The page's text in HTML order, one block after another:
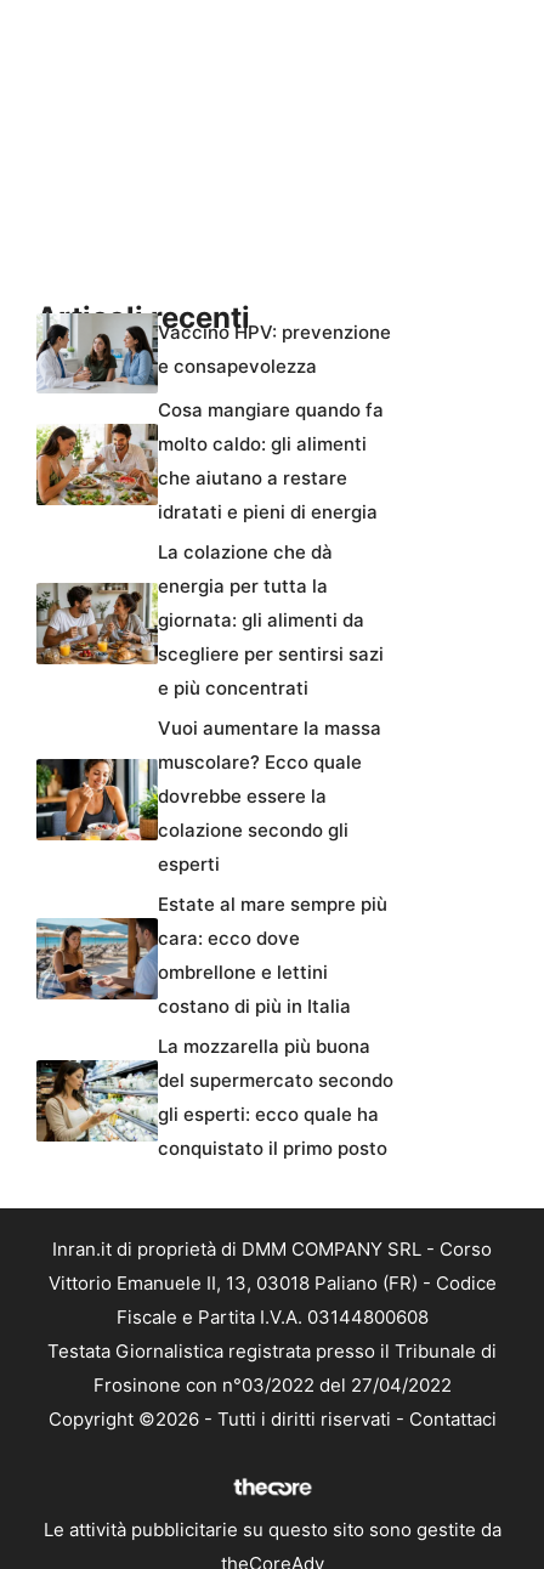
Articoli recentiVaccino HPV: prevenzione
e consapevolezza
Cosa mangiare quando fa
molto caldo: gli alimenti
che aiutano a restare
idratati e pieni di energia
La colazione che dà
energia per tutta la
giornata: gli alimenti da
scegliere per sentirsi sazi
e più concentrati
Vuoi aumentare la massa
muscolare? Ecco quale
dovrebbe essere la
colazione secondo gli
esperti
Estate al mare sempre più
cara: ecco dove
ombrellone e lettini
costano di più in Italia
La mozzarella più buona
del supermercato secondo
gli esperti: ecco quale ha
conquistato il primo posto
Inran.it di proprietà di DMM COMPANY SRL - Corso
Vittorio Emanuele II, 13, 03018 Paliano (FR) - Codice
Fiscale e Partita I.V.A. 03144800608
Testata Giornalistica registrata presso il Tribunale di
Frosinone con n°03/2022 del 27/04/2022
Copyright ©2026 - Tutti i diritti riservati - Contattaci
Le attività pubblicitarie su questo sito sono gestite da
theCoreAdv